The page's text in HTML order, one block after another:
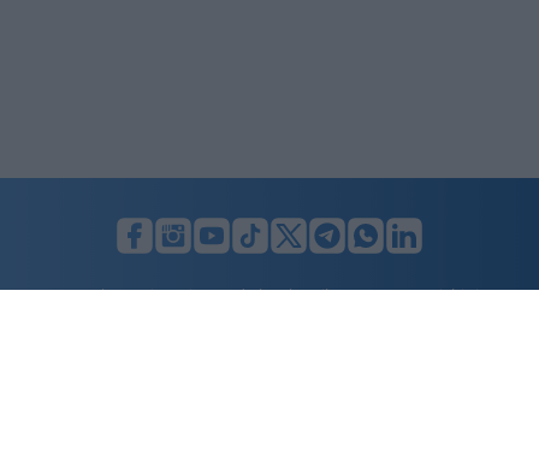
LUNIFIN S.r.l. a socio unico. Sede legale Milano, Largo F. Richini, 2/A,